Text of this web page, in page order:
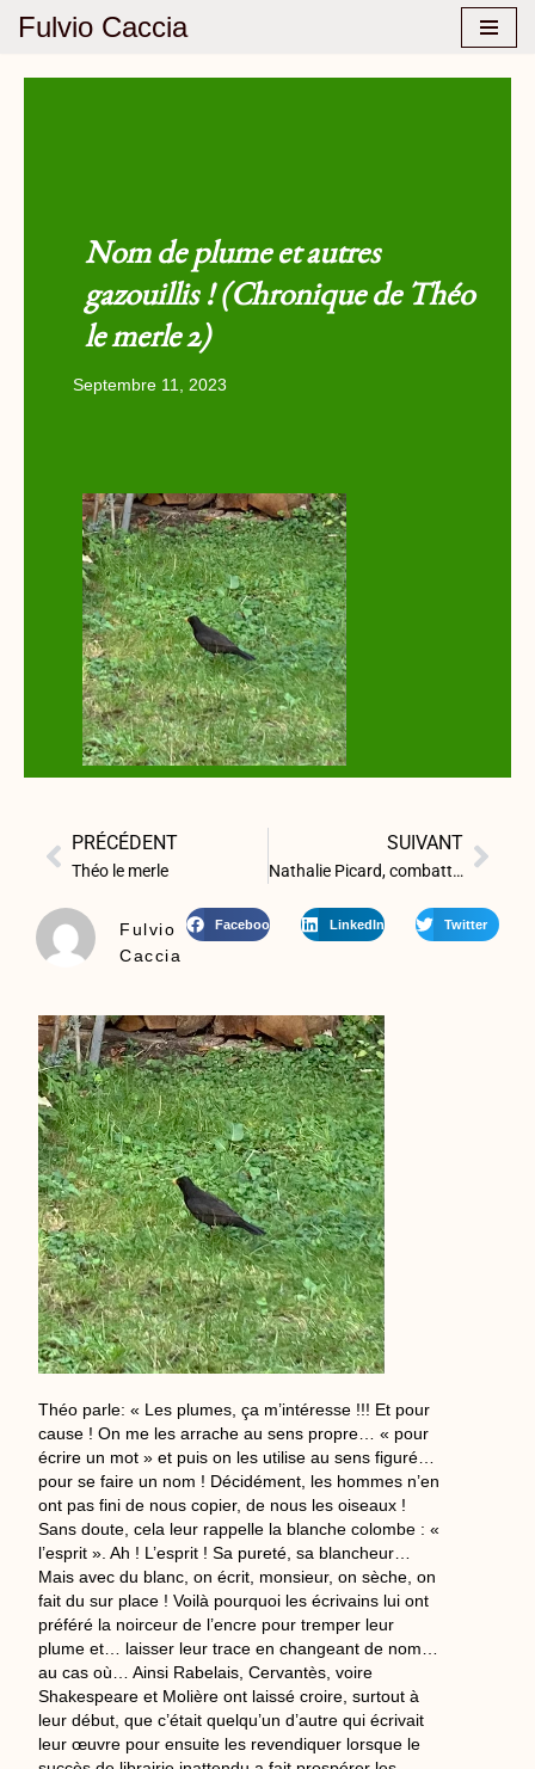
Fulvio Caccia
Nom de plume et autres
gazouillis ! (Chronique de Théo
le merle 2)
Septembre 11, 2023
PRÉCÉDENT
Théo le merle
SUIVANT
Nathalie Picard, combattante de la vérité
Fulvio
Caccia
Facebook LinkedIn Twitter
Théo parle: « Les plumes, ça m’intéresse !!! Et pour
cause ! On me les arrache au sens propre… « pour
écrire un mot » et puis on les utilise au sens figuré…
pour se faire un nom ! Décidément, les hommes n’en
ont pas fini de nous copier, de nous les oiseaux !
Sans doute, cela leur rappelle la blanche colombe : «
l’esprit ». Ah ! L’esprit ! Sa pureté, sa blancheur…
Mais avec du blanc, on écrit, monsieur, on sèche, on
fait du sur place ! Voilà pourquoi les écrivains lui ont
préféré la noirceur de l’encre pour tremper leur
plume et… laisser leur trace en changeant de nom…
au cas où… Ainsi Rabelais, Cervantès, voire
Shakespeare et Molière ont laissé croire, surtout à
leur début, que c’était quelqu’un d’autre qui écrivait
leur œuvre pour ensuite les revendiquer lorsque le